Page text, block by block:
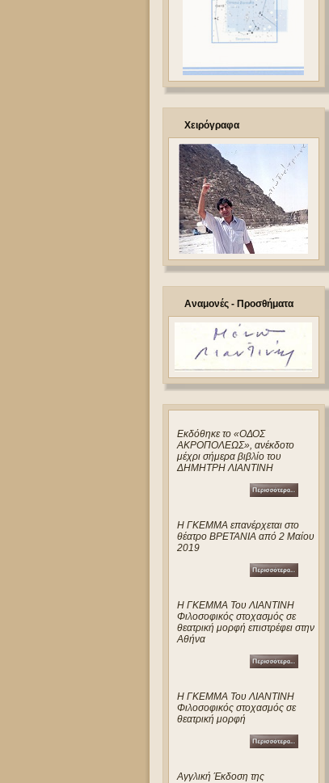
Χειρόγραφα
Αναμονές - Προσθήματα
Eκδόθηκε το «ΟΔΟΣ
ΑΚΡΟΠΟΛΕΩΣ», ανέκδοτο
μέχρι σήμερα βιβλίο του
ΔΗΜΗΤΡΗ ΛΙΑΝΤΙΝΗ
Η ΓΚΕΜΜΑ επανέρχεται στο
θέατρο ΒΡΕΤΑΝΙΑ από 2 Μαίου
2019
Η ΓΚΕΜΜΑ Του ΛΙΑΝΤΙΝΗ
Φιλοσοφικός στοχασμός σε
θεατρική μορφή επιστρέφει στην
Αθήνα
Η ΓΚΕΜΜΑ Του ΛΙΑΝΤΙΝΗ
Φιλοσοφικός στοχασμός σε
θεατρική μορφή
Αγγλική Έκδοση της